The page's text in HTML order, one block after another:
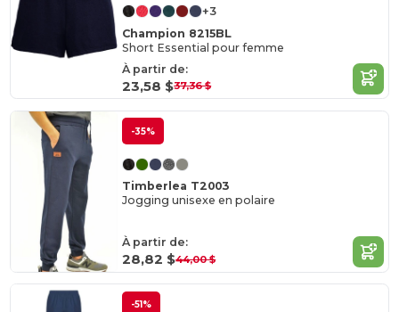
+3
Champion 8215BL
Short Essential pour femme
À partir de:
23,58 $37,36 $
-35%
Timberlea T2003
Jogging unisexe en polaire
À partir de:
28,82 $44,00 $
-51%